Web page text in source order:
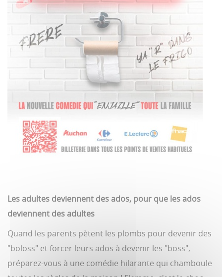
Les adultes deviennent des ados, pour que les ados
deviennent des adultes
Quand les parents pètent les plombs pour devenir des
"boloss" et forcer leurs ados à devenir les "boss",
préparez-vous à une comédie hilarante qui chamboule